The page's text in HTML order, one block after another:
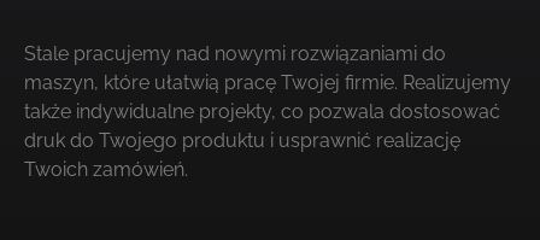
Stale pracujemy nad nowymi rozwiązaniami do
maszyn, które ułatwią pracę Twojej firmie. Realizujemy
także indywidualne projekty, co pozwala dostosować
druk do Twojego produktu i usprawnić realizację
Twoich zamówień.